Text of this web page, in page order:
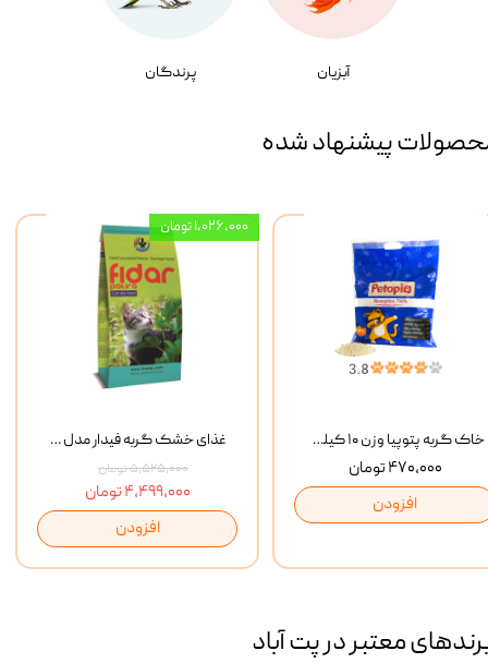
آبزیان پرندگان
پیشنهاد شده
غذای خشک گربه فیدار مدل Adult وزن 10 کیلوگرم
۵,۵۲۵,۰۰۰ تومان
۴,۴۹۹,۰۰۰ تومان
افزودن
۱,۰۲۶,۰۰۰ تومان
خاک گربه پتوپیا وزن ۱۰ کیلوگرم
۴۷۰,۰۰۰ تومان
افزودن
معتبر در پت آباد